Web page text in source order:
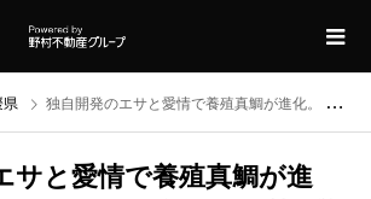
県 独自開発のエサと愛情で養殖真鯛が進化。 「GEMSのシェフが行く！」第1弾
サと愛情で養殖真鯛が進